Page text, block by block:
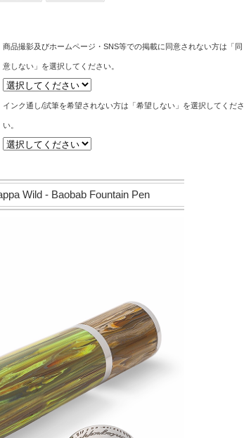
商品撮影及びホームページ・SNS等での掲載に同意されない方は「同
意しない」を選択してください。
インク通し/試筆を希望されない方は「希望しない」を選択してくださ
い。
Wild - Baobab Fountain Pen